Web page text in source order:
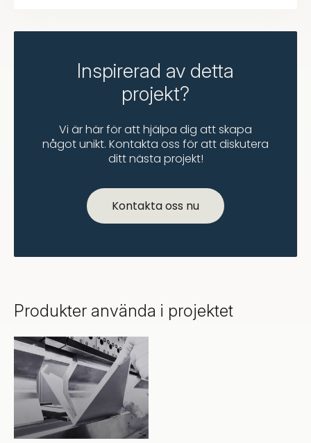
Inspirerad av detta
projekt?
Vi är här för att hjälpa dig att skapa
något unikt. Kontakta oss för att diskutera
ditt nästa projekt!
Kontakta oss nu
Produkter använda i projektet